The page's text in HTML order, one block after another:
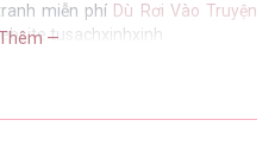
miễn phí Dù Rơi Vào Truyện
tusachxinhxinh
—